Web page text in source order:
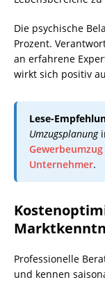
Die psychische
Prozent.
an erfahrene
wirkt sich positiv
Lese-
Umzugsplanung
Unternehmer.
Professionelle
und kennen